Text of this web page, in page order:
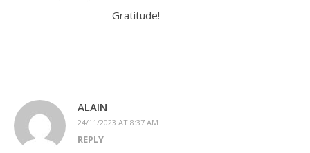
Gratitude!
ALAIN
24/11/2023 AT 8:37 AM
REPLY